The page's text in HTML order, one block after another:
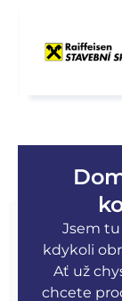
Jsem tu
kdykoli
Ať už
chcete